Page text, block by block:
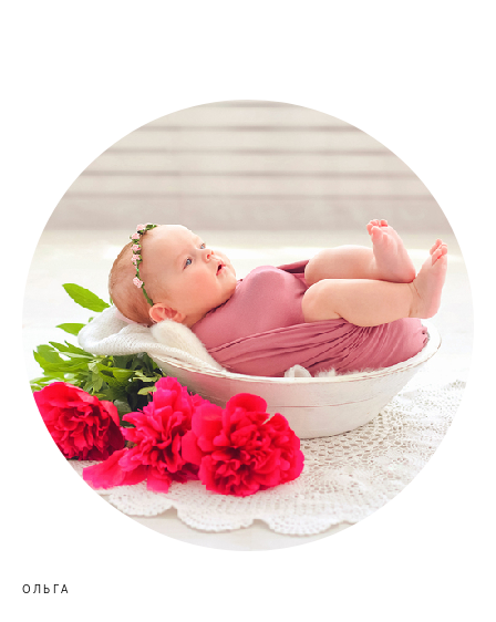
ОЛЬГА